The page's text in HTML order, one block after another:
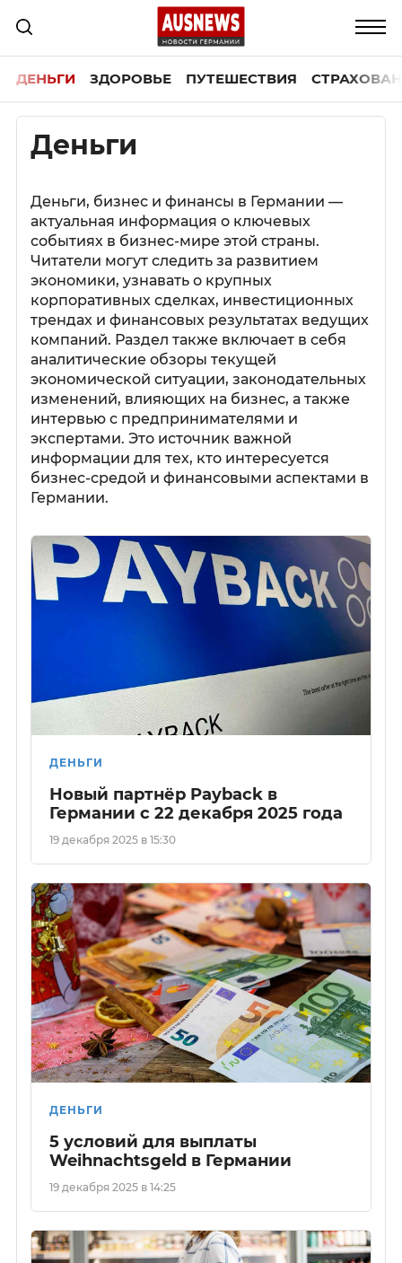
ДЕНЬГИ ЗДОРОВЬЕ ПУТЕШЕСТВИЯ
Деньги
Деньги, бизнес и финансы в Германии —
актуальная информация о ключевых
событиях в бизнес-мире этой страны.
Читатели могут следить за развитием
экономики, узнавать о крупных
корпоративных сделках, инвестиционных
трендах и финансовых результатах ведущих
компаний. Раздел также включает в себя
аналитические обзоры текущей
экономической ситуации, законодательных
изменений, влияющих на бизнес, а также
интервью с предпринимателями и
экспертами. Это источник важной
информации для тех, кто интересуется
бизнес-средой и финансовыми аспектами в
Германии.
ДЕНЬГИ
Новый партнёр Payback в
Германии с 22 декабря 2025 года
19 декабря 2025 в 15:30
ДЕНЬГИ
5 условий для выплаты
Weihnachtsgeld в Германии
19 декабря 2025 в 14:25